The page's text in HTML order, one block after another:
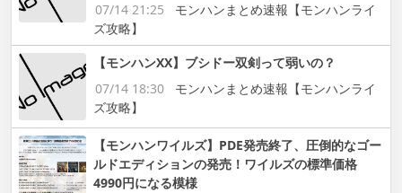
07/14 21:25
モンハンまとめ速報【モンハンライ
ズ攻略】
【モンハンXX】ブシドー双剣って弱いの？
07/14 18:30
モンハンまとめ速報【モンハンライ
ズ攻略】
【モンハンワイルズ】PDE発売終了、圧倒的なゴー
ルドエディションの発売！ワイルズの標準価格
4990円になる模様